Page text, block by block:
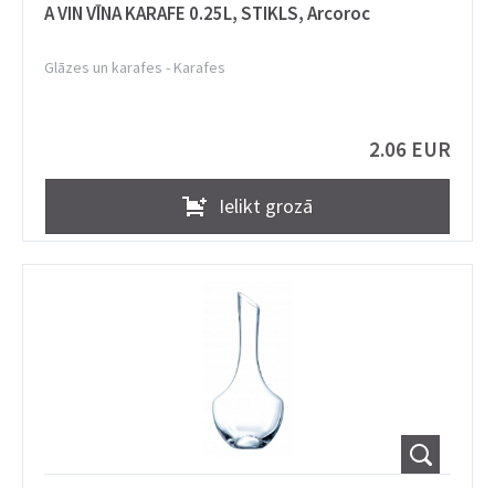
A VIN VĪNA KARAFE 0.25L, STIKLS, Arcoroc
Glāzes un karafes - Karafes
2.06 EUR
Ielikt grozā